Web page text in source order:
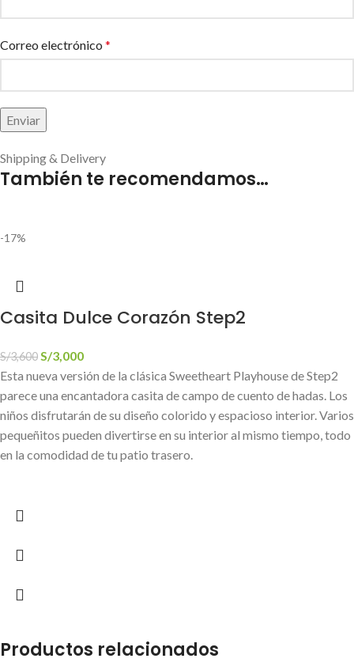
Correo electrónico *
Shipping & Delivery
También te recomendamos…
-17%
Casita Dulce Corazón Step2
S/3,600 S/3,000
Esta nueva versión de la clásica Sweetheart Playhouse de Step2
parece una encantadora casita de campo de cuento de hadas. Los
niños disfrutarán de su diseño colorido y espacioso interior. Varios
pequeñitos pueden divertirse en su interior al mismo tiempo, todo
en la comodidad de tu patio trasero.
Productos relacionados